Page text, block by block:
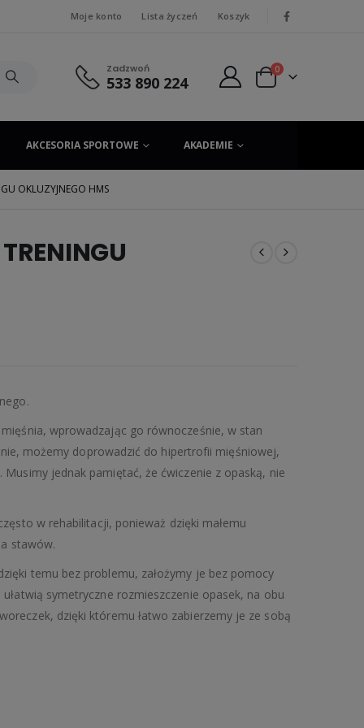
Moje konto Lista życzeń Koszyk
Zadzwoń
533 890 224
0
AKCESORIA SPORTOWE AKADEMIE
OKLUZYJNEGO HMS
wprowadzając go równocześnie, w stan
możemy doprowadzić do hipertrofii mięśniowej,
jednak pamiętać, że ćwiczenie z opaską, nie
w rehabilitacji, ponieważ dzięki małemu
stawów.
temu bez problemu, założymy je bez pomocy
symetryczne rozmieszczenie opasek, na obu
dzięki któremu łatwo zabierzemy je ze sobą